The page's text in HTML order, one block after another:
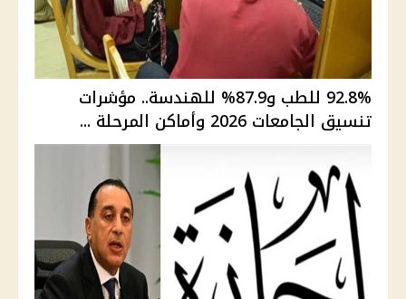
92.8% للطب و87.9% للهندسة.. مؤشرات
تنسيق الجامعات 2026 وأماكن المرحلة ...